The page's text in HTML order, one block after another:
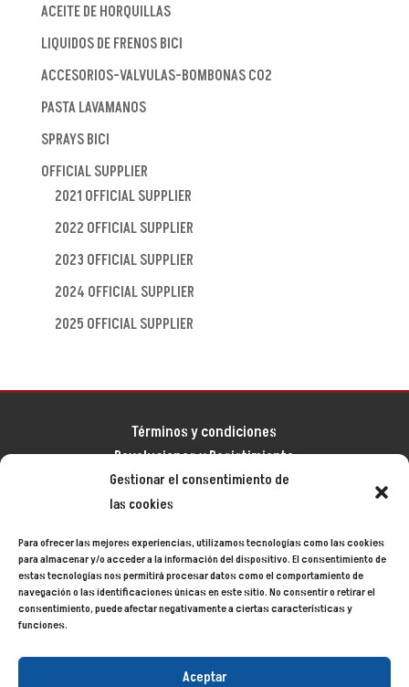
Gestionar el consentimiento de
las cookies
Para ofrecer las mejores experiencias, utilizamos tecnologías como las cookies
para almacenar y/o acceder a la información del dispositivo. El consentimiento de
estas tecnologías nos permitirá procesar datos como el comportamiento de
navegación o las identificaciones únicas en este sitio. No consentir o retirar el
consentimiento, puede afectar negativamente a ciertas características y
funciones.
Aceptar
ACEITE DE HORQUILLAS
LIQUIDOS DE FRENOS BICI
ACCESORIOS-VALVULAS-BOMBONAS CO2
PASTA LAVAMANOS
SPRAYS BICI
OFFICIAL SUPPLIER
2021 OFFICIAL SUPPLIER
2022 OFFICIAL SUPPLIER
2023 OFFICIAL SUPPLIER
2024 OFFICIAL SUPPLIER
2025 OFFICIAL SUPPLIER
Términos y condiciones
Devoluciones y Desistimiento
Aviso legal
Política de privacidad
Mapa del sitio